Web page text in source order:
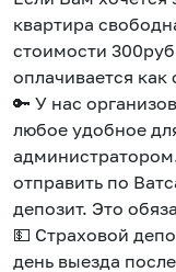
квартира
стоимости
оплачивается как
🔑 У нас
любое удобное
отправить по
депозит. Это
💵 Страховой
день выезда